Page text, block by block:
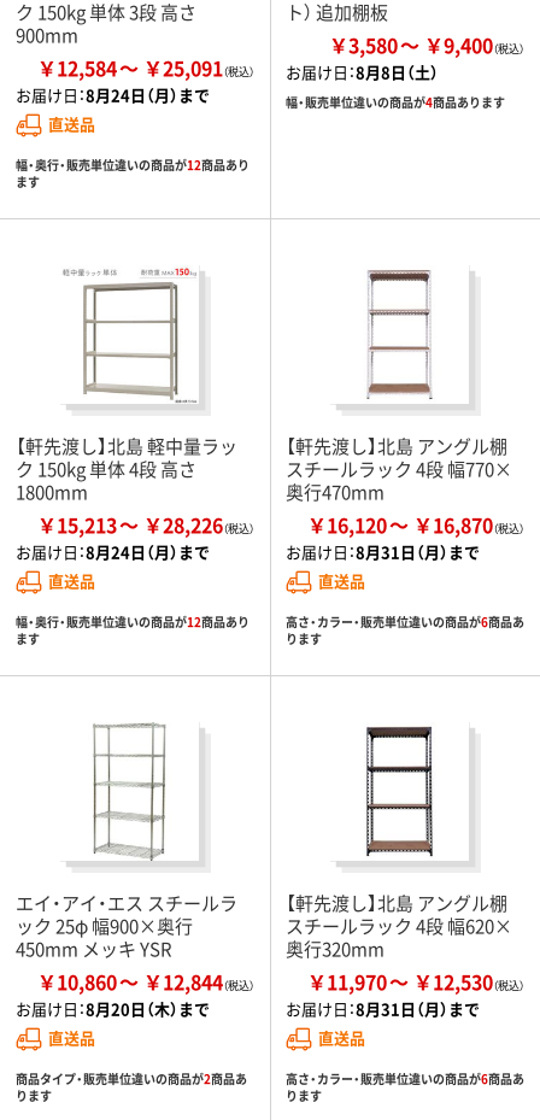
ク 150kg 単体 3段 高さ
900mm
￥12,584 ￥25,091
お届け日：8月24日（月）まで
直送品
幅・奥行・販売単位違いの商品が12商品あり
ます
ト） 追加棚板
￥3,580 ￥9,400
お届け日：8月8日（土）
幅・販売単位違いの商品が4商品あります
【軒先渡し】北島 軽中量ラッ
ク 150kg 単体 4段 高さ
1800mm
￥15,213 ￥28,226
お届け日：8月24日（月）まで
直送品
幅・奥行・販売単位違いの商品が12商品あり
ます
【軒先渡し】北島 アングル棚
スチールラック 4段 幅770×
奥行470mm
￥16,120 ￥16,870
お届け日：8月31日（月）まで
直送品
高さ・カラー・販売単位違いの商品が6商品あ
ります
エイ・アイ・エス スチールラ
ック 25φ 幅900×奥行
450mm メッキ YSR
￥10,860 ￥12,844
お届け日：8月20日（木）まで
直送品
商品タイプ・販売単位違いの商品が2商品あ
ります
【軒先渡し】北島 アングル棚
スチールラック 4段 幅620×
奥行320mm
￥11,970 ￥12,530
お届け日：8月31日（月）まで
直送品
高さ・カラー・販売単位違いの商品が6商品あ
ります